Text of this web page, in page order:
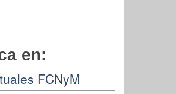
en:
FCNyM